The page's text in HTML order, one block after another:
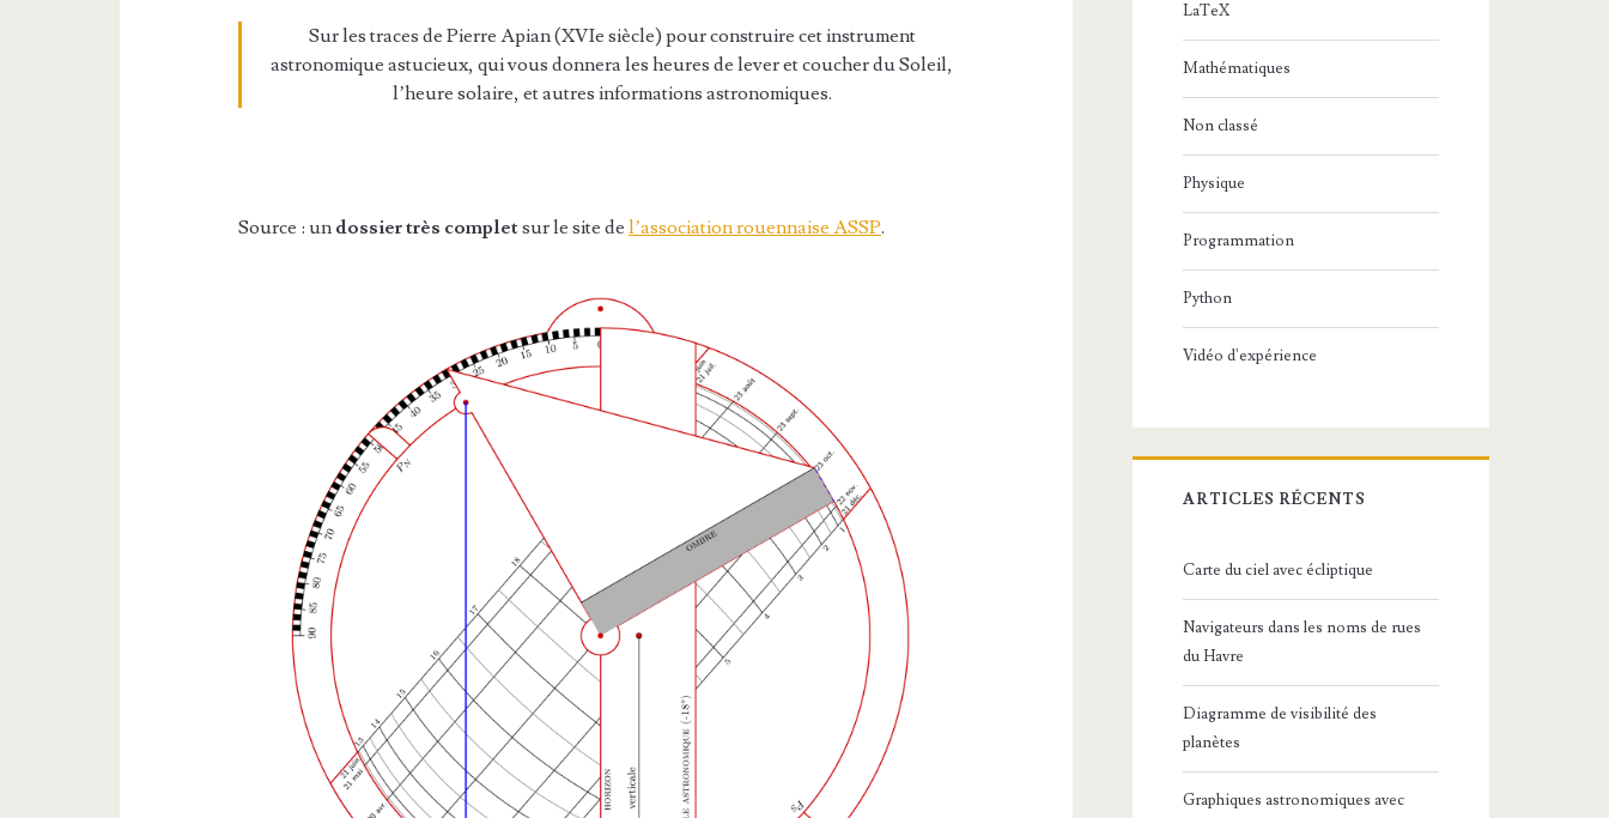
Sur les traces de Pierre Apian (XVIe siècle) pour construire cet instrument
astronomique astucieux, qui vous donnera les heures de lever et coucher du Soleil,
l’heure solaire, et autres informations astronomiques.
Source : un dossier très completsur le site del’association rouennaise ASSP.
LaTeX
Mathématiques
Non classé
Physique
Programmation
Python
Vidéo d'expérience
ARTICLES RÉCENTS
Carte du ciel avec écliptique
Navigateurs dans les noms de rues
du Havre
Diagramme de visibilité des
planètes
Graphiques astronomiques avec